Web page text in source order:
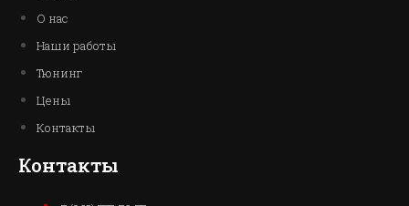
О нас
Наши работы
Тюнинг
Цены
Контакты
Контакты